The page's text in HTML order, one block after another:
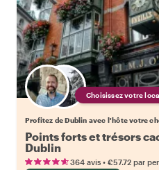
Choisissez votre
Profitez de Dublin avec l'hôte votre
Points forts et trésors
Dublin
364 avis • €57.72 par